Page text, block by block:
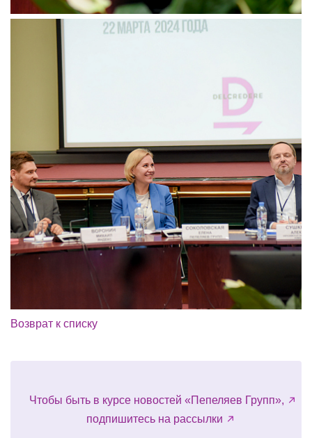
Возврат к списку
Чтобы быть в курсе новостей «Пепеляев Групп»,
подпишитесь на рассылки